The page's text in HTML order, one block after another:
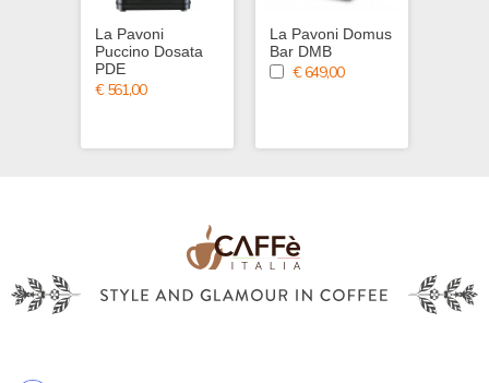
La Pavoni
Puccino Dosata
PDE
€ 561,00
La Pavoni Domus
Bar DMB
€ 649,00